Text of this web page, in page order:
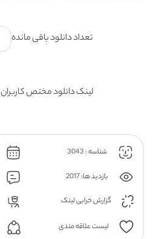
تعداد دانلود باقی مانده
لینک دانلود مختص کاربران
شناسه : 3043
بازدید ها: 2017
گزارش خرابی لینک
لیست علاقه مندی